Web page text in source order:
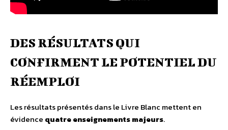
DES RÉSULTATS QUI
CONFIRMENT LE POTENTIEL DU
RÉEMPLOI
Les résultats présentés dans le Livre Blanc mettent en
évidence quatre enseignements majeurs.